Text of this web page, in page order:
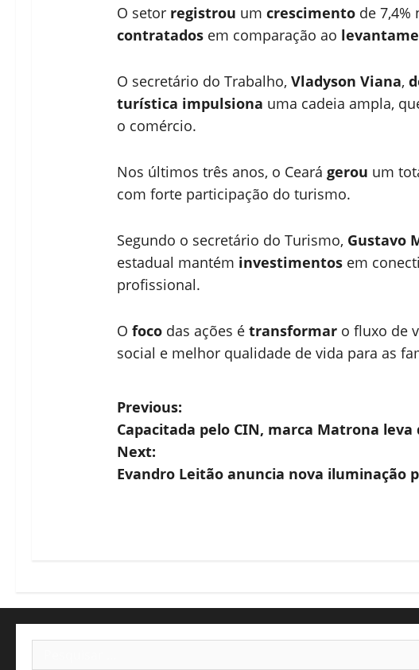
O setor registrou um crescimento de
contratados em comparação ao
O secretário do Trabalho, Vladyson Viana,
turística impulsiona uma cadeia ampla,
o comércio.
Nos últimos três anos, o Ceará gerou um
com forte participação do turismo.
Segundo o secretário do Turismo, Gustavo
estadual mantém investimentos em
profissional.
O foco das ações é transformar o fluxo de
social e melhor qualidade de vida para as
P
o
s
v
i
Previous:
Capacitada pelo CIN, marca Matrona
Next:
Evandro Leitão anuncia nova iluminação